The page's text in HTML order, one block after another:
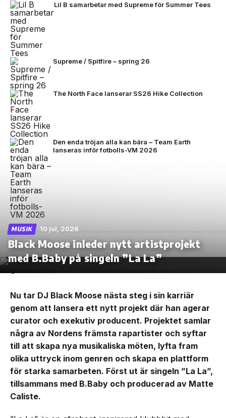
Lil B samarbetar med Supreme för Summer Tees
Supreme / Spitfire – spring 26
The North Face lanserar SS26 Hike Collection
Den enda tröjan alla kan bära – Team Earth
lanseras inför fotbolls-VM 2026
MUSIK 10 jul, 2026
Black Moose inleder nytt artistprojekt
med B.Baby på singeln ”La La”
Nu tar DJ Black Moose nästa steg i sin karriär
genom att lansera ett nytt projekt där han agerar
curator och exekutiv producent. Projektet samlar
några av Nordens främsta rapartister och syftar
till att skapa nya musikaliska möten, lyfta fram
olika uttryck inom genren och skapa en plattform
för starka samarbeten. Först ut är singeln ”La La”,
tillsammans med B.Baby och producerad av Matte
Caliste.